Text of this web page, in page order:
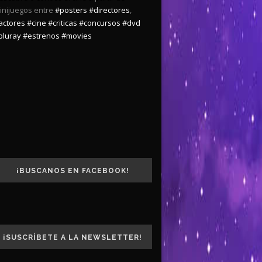
entre #posters #directores,
#cine #criticas #concursos #dvd
#estrenos #movies
¡BUSCANOS EN FACEBOOK!
¡SUSCRÍBETE A LA NEWSLETTER!